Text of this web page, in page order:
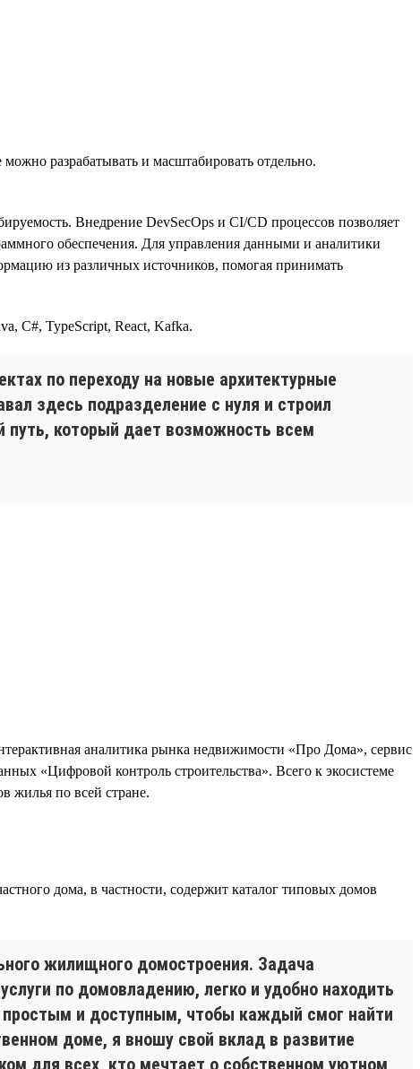
разрабатывать и масштабировать отдельно.
Внедрение DevSecOps и CI/CD процессов позволяет
обеспечения. Для управления данными и аналитики
из различных источников, помогая принимать
C#, TypeScript, React, Kafka.
по переходу на новые архитектурные
здесь подразделение с нуля и строил
путь, который дает возможность всем
аналитика рынка недвижимости «Про Дома», сервис
«Цифровой контроль строительства». Всего к экосистеме
жилья по всей стране.
дома, в частности, содержит каталог типовых домов
жилищного домостроения. Задача
по домовладению, легко и удобно находить
и доступным, чтобы каждый смог найти
доме, я вношу свой вклад в развитие
для всех, кто мечтает о собственном уютном